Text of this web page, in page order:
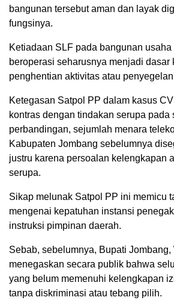
bangunan tersebut aman dan layak
fungsinya.
Ketiadaan SLF pada bangunan usaha
beroperasi seharusnya menjadi dasar
penghentian aktivitas atau
Ketegasan Satpol PP dalam kasus
kontras dengan tindakan serupa pada
perbandingan, sejumlah menara
Kabupaten Jombang sebelumnya
justru karena persoalan kelengkapan
serupa.
Sikap melunak Satpol PP ini memicu
mengenai kepatuhan instansi
instruksi pimpinan daerah.
Sebab, sebelumnya, Bupati Jombang,
menegaskan secara publik bahwa
yang belum memenuhi kelengkapan
tanpa diskriminasi atau tebang pilih.